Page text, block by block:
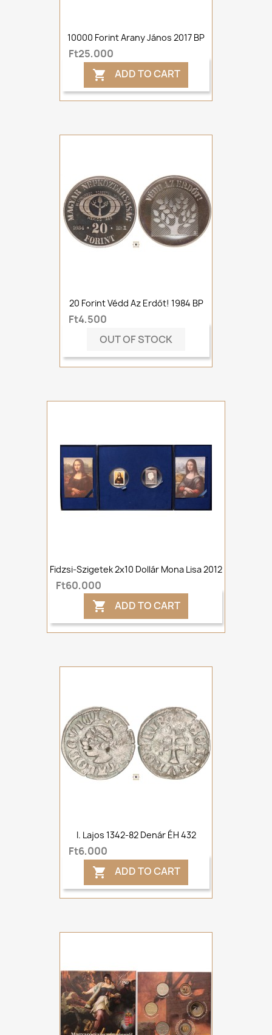
10000 Forint Arany János 2017 BP
Ft25,000
 ADD TO CART
20 Forint Védd Az Erdőt! 1984 BP
Ft4,500
OUT OF STOCK
Fidzsi-Szigetek 2x10 Dollár Mona Lisa 2012
Ft60,000
 ADD TO CART
I. Lajos 1342-82 Denár ÉH 432
Ft6,000
 ADD TO CART